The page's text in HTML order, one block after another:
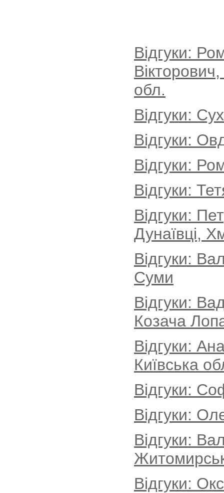
Відгуки:
обл.
Відгуки:
Відгуки:
Відгуки:
Відгуки:
Відгуки:
Дунаївці,
Відгуки:
Суми
Відгуки:
Козача
Відгуки:
Київська
Відгуки:
Відгуки:
Відгуки:
Відгуки: